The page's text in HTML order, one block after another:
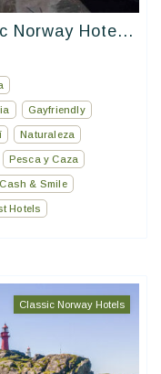
Norway Hote...
Gayfriendly
Naturaleza
Pesca y Caza
Cash & Smile
Hotels
Classic Norway Hotels